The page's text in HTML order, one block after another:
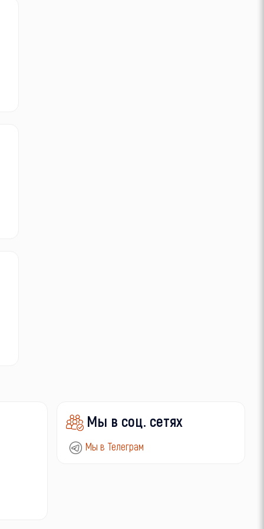
Мы в соц. сетях
Мы в Телеграм